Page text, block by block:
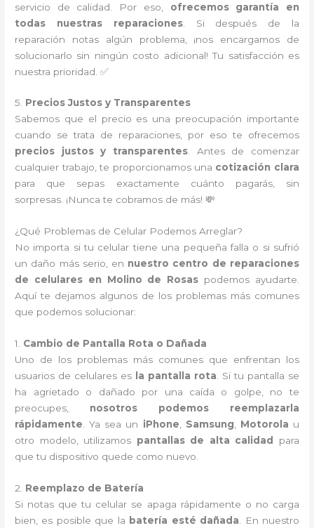
servicio de calidad. Por eso, ofrecemos garantía en
todas nuestras reparaciones. Si después de la
reparación notas algún problema, ¡nos encargamos de
solucionarlo sin ningún costo adicional! Tu satisfacción es
nuestra prioridad. ✅
5. Precios Justos y Transparentes
Sabemos que el precio es una preocupación importante
cuando se trata de reparaciones, por eso te ofrecemos
precios justos y transparentes. Antes de comenzar
cualquier trabajo, te proporcionamos una cotización clara
para que sepas exactamente cuánto pagarás, sin
sorpresas. ¡Nunca te cobramos de más! 💸
¿Qué Problemas de Celular Podemos Arreglar?
No importa si tu celular tiene una pequeña falla o si sufrió
un daño más serio, en nuestro centro de reparaciones
de celulares en Molino de Rosas podemos ayudarte.
Aquí te dejamos algunos de los problemas más comunes
que podemos solucionar:
1. Cambio de Pantalla Rota o Dañada
Uno de los problemas más comunes que enfrentan los
usuarios de celulares es
la pantalla rota . Si tu pantalla se
ha agrietado o dañado por una caída o golpe, no te
preocupes, nosotros podemos reemplazarla
rápidamente . Ya sea un iPhone Samsung Motorola u
otro modelo, utilizamos pantallas de alta calidad
para
que tu dispositivo quede como nuevo.
2. Reemplazo de Batería
Si notas que tu celular se apaga rápidamente o no carga
bien, es posible que la batería esté dañada . En nuestro